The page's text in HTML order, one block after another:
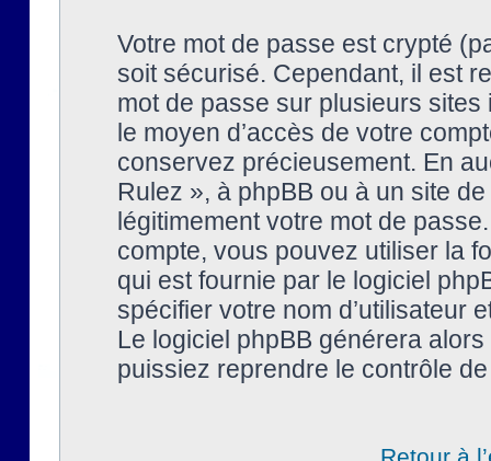
Votre mot de passe est crypté
soit sécurisé. Cependant, il est
mot de passe sur plusieurs
le moyen d’accès de votre
conservez précieusement. En
Rulez », à phpBB ou à un site
légitimement votre mot de
compte, vous pouvez utiliser la
qui est fournie par le logiciel
spécifier votre nom d’utilisateur
Le logiciel phpBB générera
puissiez reprendre le contrôle